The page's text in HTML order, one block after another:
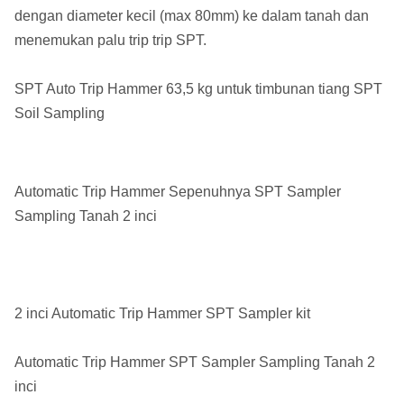
dengan diameter kecil (max 80mm) ke dalam tanah dan
menemukan palu trip trip SPT.
SPT Auto Trip Hammer 63,5 kg untuk timbunan tiang SPT
Soil Sampling
Automatic Trip Hammer Sepenuhnya SPT Sampler
Sampling Tanah 2 inci
2 inci Automatic Trip Hammer SPT Sampler kit
Automatic Trip Hammer SPT Sampler Sampling Tanah 2
inci